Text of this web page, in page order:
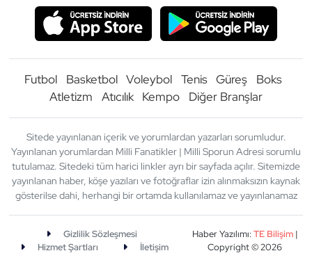
Futbol Basketbol Voleybol Tenis Güreş
Boks
Atletizm
Atıcılık Kempo Diğer Branşlar
Sitede yayınlanan içerik ve yorumlardan yazarları sorumludur.
Yayınlanan yorumlardan Milli Fanatikler | Milli Sporun Adresi sorumlu
tutulamaz. Sitedeki tüm harici linkler ayrı bir sayfada açılır. Sitemizde
yayınlanan haber, köşe yazıları ve fotoğraflar izin alınmaksızın kaynak
gösterilse dahi, herhangi bir ortamda kullanılamaz ve yayınlanamaz
Gizlilik Sözleşmesi
Hizmet Şartları
İletişim
Haber Yazılımı:TE Bilişim|
Copyright © 2026